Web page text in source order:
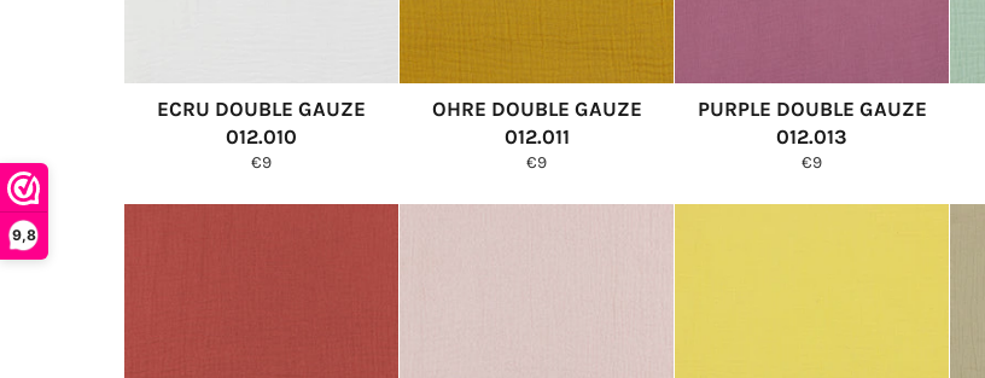
9,8
ECRU DOUBLE GAUZE
012.010
Normale
€9
OHRE DOUBLE GAUZE
012.011
Normale
€9
PURPLE DOUBLE GAUZE
012.013
Normale
€9